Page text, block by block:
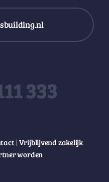
333
| Vrijblijvend zakelijk
worden